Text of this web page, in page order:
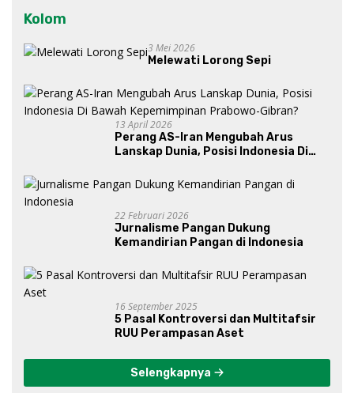
Kolom
3 Mei 2026
Melewati Lorong Sepi
13 April 2026
Perang AS-Iran Mengubah Arus
Lanskap Dunia, Posisi Indonesia Di
Gibran?
22 Februari 2026
Jurnalisme Pangan Dukung
Kemandirian Pangan di Indonesia
16 September 2025
5 Pasal Kontroversi dan Multitafsir
RUU Perampasan Aset
Selengkapnya